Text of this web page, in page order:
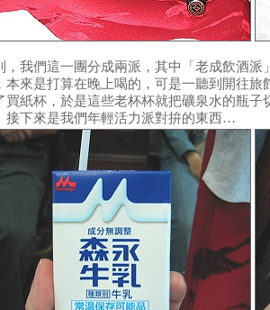
，我們這一團分成兩派，其中「老成飲酒
本來是打算在晚上喝的，可是一聽到開往
買紙杯，於是這些老杯杯就把礦泉水的瓶
接下來是我們年輕活力派對拚的東西…